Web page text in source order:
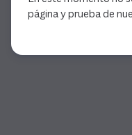
página y prueba de